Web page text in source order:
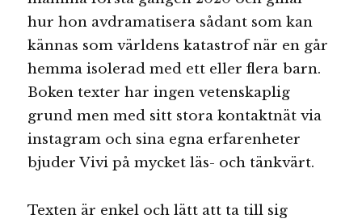
hur hon avdramatisera sådant som kan
kännas som världens katastrof när en går
hemma isolerad med ett eller flera barn.
Boken texter har ingen vetenskaplig
grund men med sitt stora kontaktnät via
instagram och sina egna erfarenheter
bjuder Vivi på mycket läs- och tänkvärt.
Texten är enkel och lätt att ta till sig